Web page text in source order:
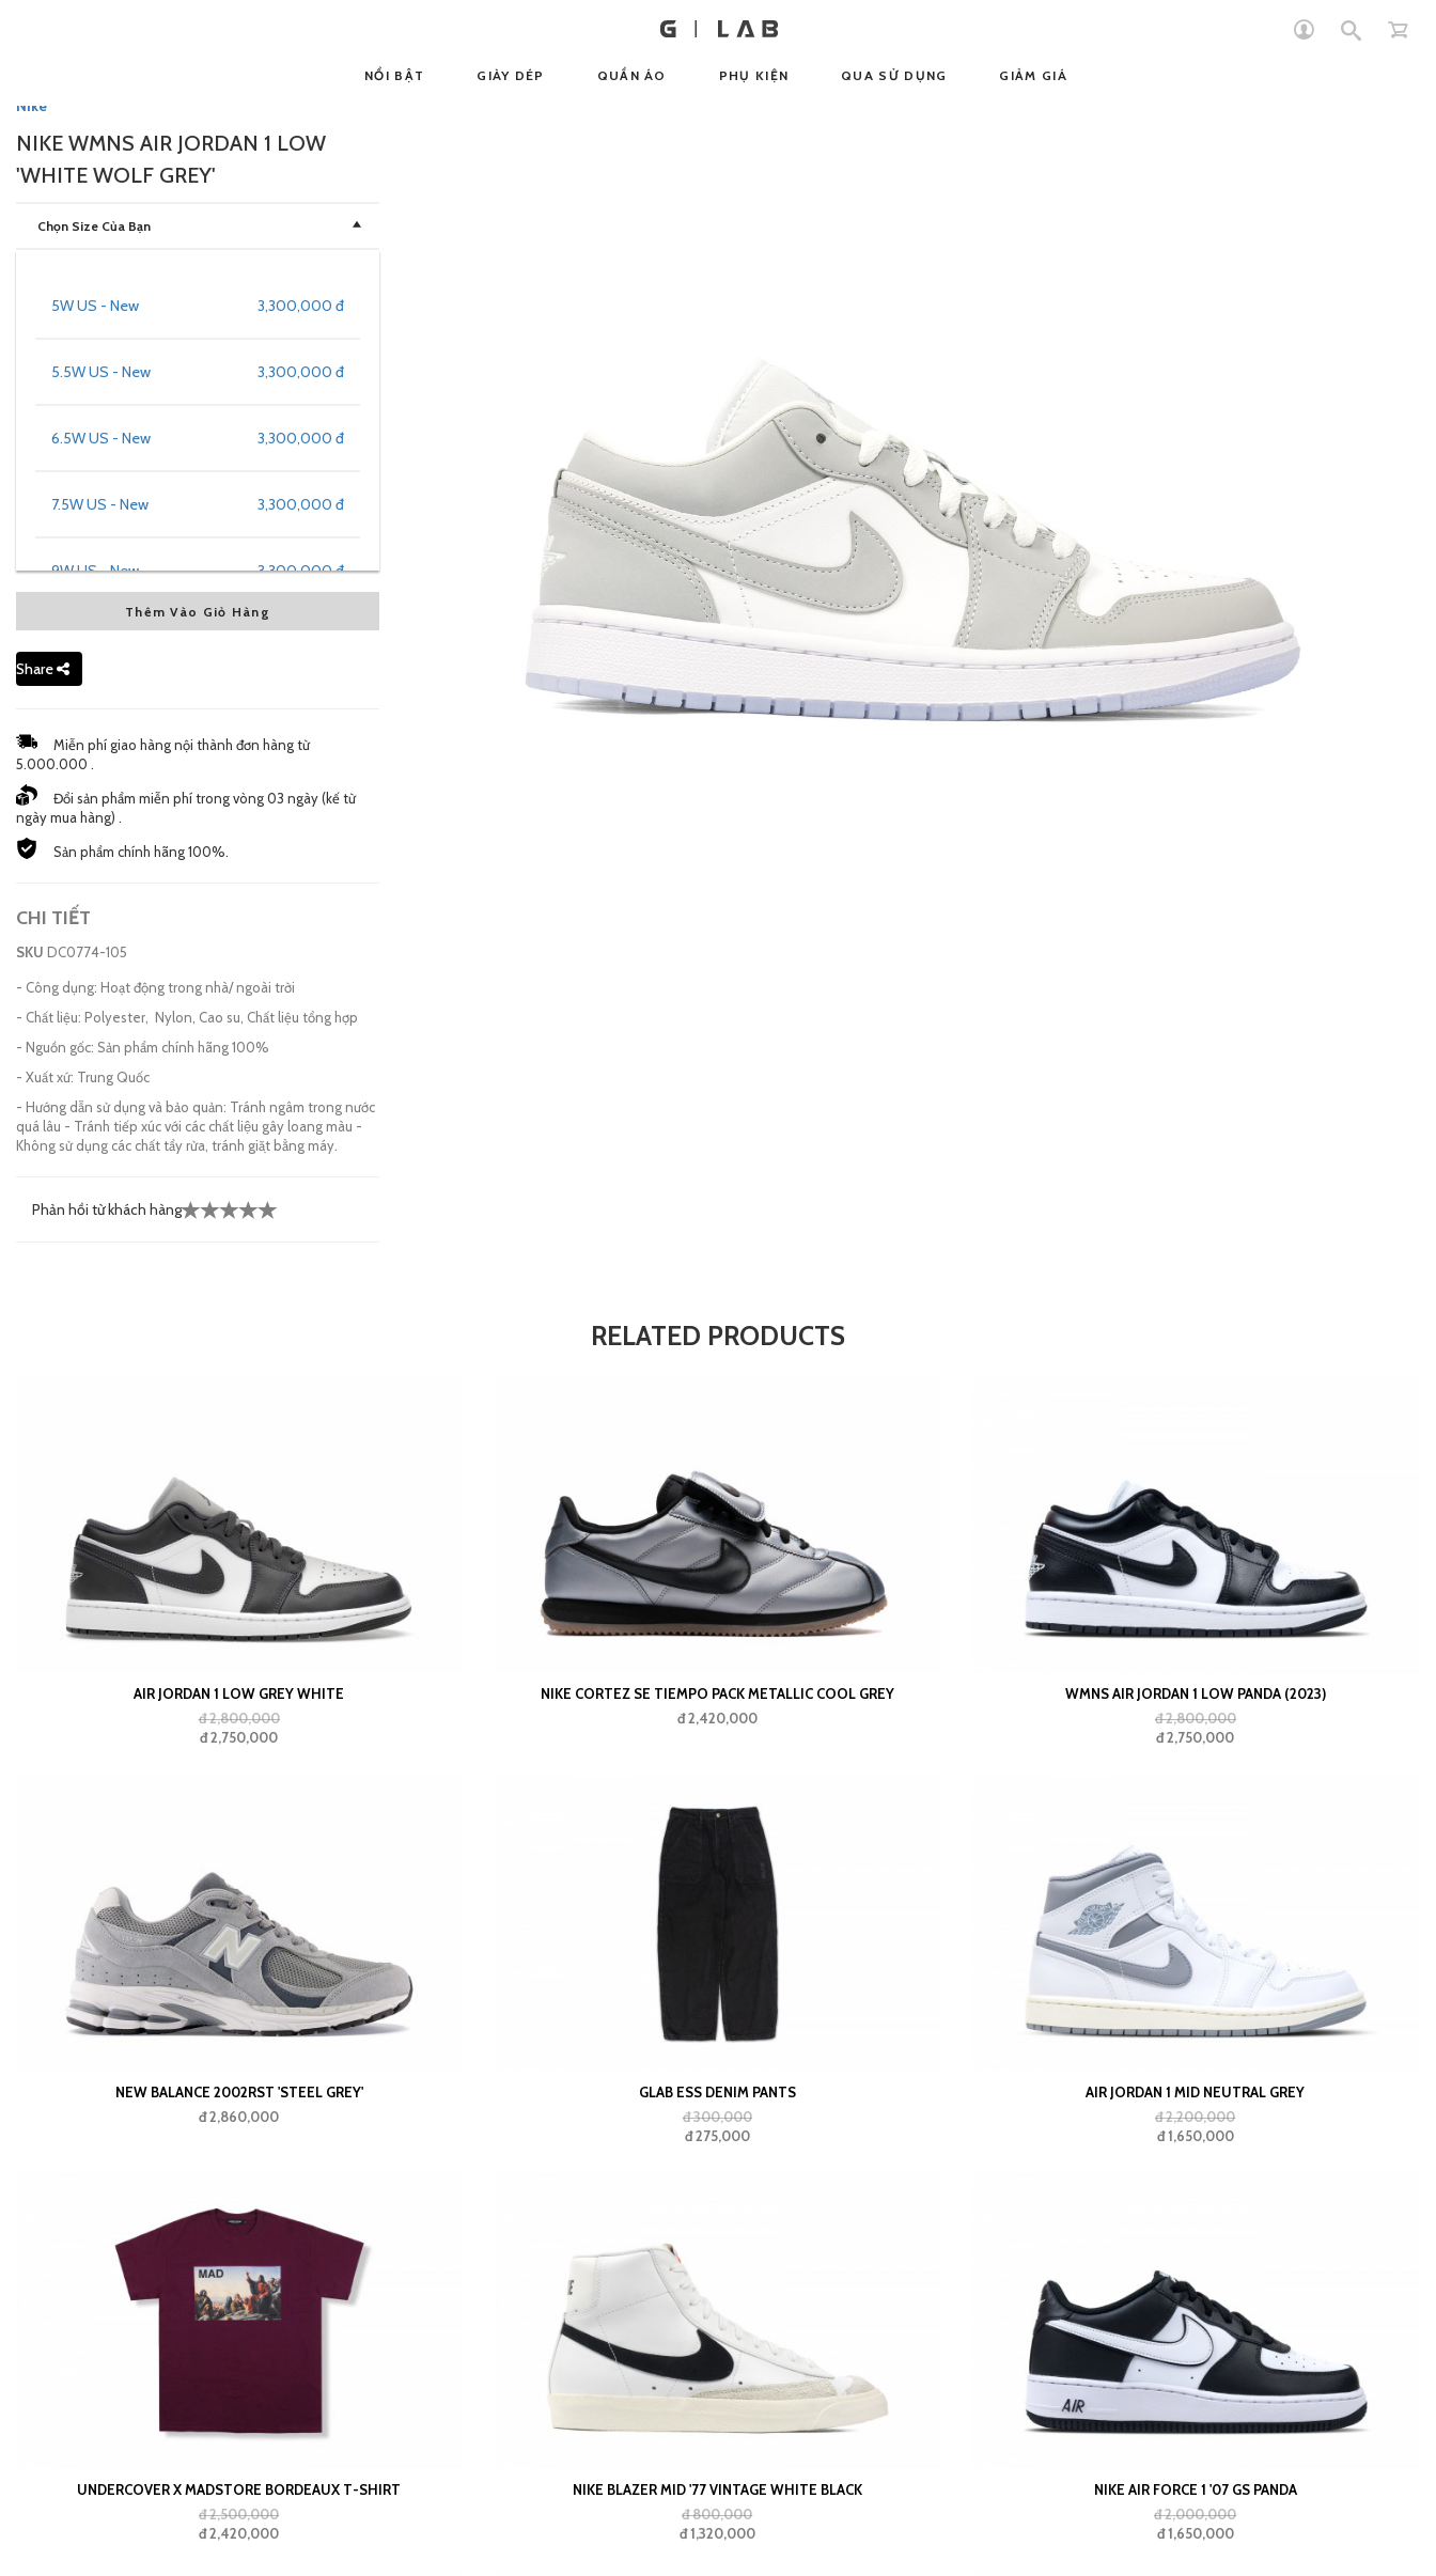
NỔI BẬT GIÀY DÉP QUẦN ÁO PHỤ KIỆN QUA SỬ DỤNG GIẢM GIÁ
Nike
NIKE WMNS AIR JORDAN 1 LOW
'WHITE WOLF GREY'
Chọn Size Của Bạn
3,300,000 đ
5W US - New
3,300,000 đ
5.5W US - New
3,300,000 đ
6.5W US - New
3,300,000 đ
7.5W US - New
3,300,000 đ
9W US - New
3,300,000 đ
11.5W US - New
Thêm Vào Giỏ Hàng
Share
Miễn phí giao hàng nội thành đơn hàng từ
5.000.000 .
Đổi sản phẩm miễn phí trong vòng 03 ngày (kế từ
ngày mua hàng) .
Sản phẩm chính hãng 100%.
CHI TIẾT
SKU DC0774-105
- Công dụng: Hoạt động trong nhà/ ngoài trời
- Chất liệu: Polyester, Nylon, Cao su, Chất liệu tổng hợp
- Nguồn gốc: Sản phẩm chính hãng 100%
- Xuất xứ: Trung Quốc
- Hướng dẫn sử dụng và bảo quản: Tránh ngâm trong nước
quá lâu - Tránh tiếp xúc với các chất liệu gây loang màu -
Không sử dụng các chất tẩy rửa, tránh giặt bằng máy.
Phản hồi từ khách hàng
RELATED PRODUCTS
AIR JORDAN 1 LOW GREY WHITE
đ 2,800,000
đ 2,750,000
NIKE CORTEZ SE TIEMPO PACK METALLIC COOL GREY
đ 2,420,000
WMNS AIR JORDAN 1 LOW PANDA (2023)
đ 2,800,000
đ 2,750,000
NEW BALANCE 2002RST 'STEEL GREY'
đ 2,860,000
GLAB ESS DENIM PANTS
đ 300,000
đ 275,000
AIR JORDAN 1 MID NEUTRAL GREY
đ 2,200,000
đ 1,650,000
UNDERCOVER X MADSTORE BORDEAUX T-SHIRT
đ 2,500,000
đ 2,420,000
NIKE BLAZER MID '77 VINTAGE WHITE BLACK
đ 800,000
đ 1,320,000
NIKE AIR FORCE 1 '07 GS PANDA
đ 2,000,000
đ 1,650,000